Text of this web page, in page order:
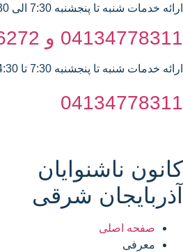
ارائه خدمات شنبه تا پنجشنبه 7:30 الی 13:30
04134778311 و 04134796272
ارائه خدمات شنبه تا پنجشنبه 7:30 تا 14:30
04134778311
کانون ناشنوایان
آذربایجان شرقی
صفحه اصلی
معرفی